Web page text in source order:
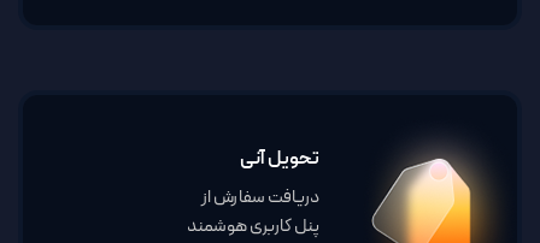
تحویل آنی
دریافت سفارش از
پنل کاربری هوشمند